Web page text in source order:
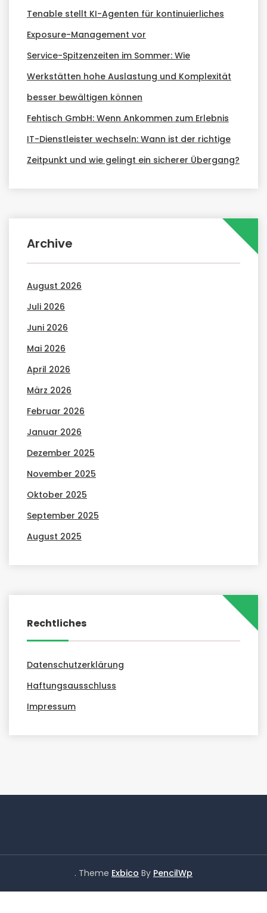
Tenable stellt KI-Agenten für kontinuierliches
Exposure-Management vor
Service-Spitzenzeiten im Sommer: Wie
Werkstätten hohe Auslastung und Komplexität
besser bewältigen können
Fehtisch GmbH: Wenn Ankommen zum Erlebnis
IT-Dienstleister wechseln: Wann ist der richtige
Zeitpunkt und wie gelingt ein sicherer Übergang?
Archive
August 2026
Juli 2026
Juni 2026
Mai 2026
April 2026
März 2026
Februar 2026
Januar 2026
Dezember 2025
November 2025
Oktober 2025
September 2025
August 2025
Rechtliches
Datenschutzerklärung
Haftungsausschluss
Impressum
. Theme Exbico By PencilWp